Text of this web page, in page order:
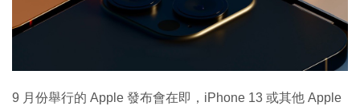
9 月份舉行的 Apple 發布會在即，iPhone 13 或其他 Apple